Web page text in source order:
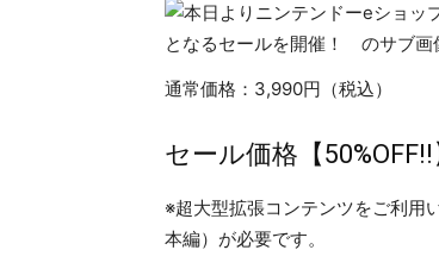
通常価格：3,990円（税込）
セール価格【50%OFF!!
※超大型拡張コンテンツをご利用
本編）が必要です。